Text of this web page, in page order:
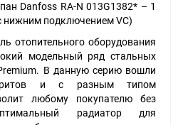
Danfoss RA-N 013G1382* – 1
нижним подключением VC)
отопительного оборудования
модельный ряд стальных
В данную серию вошли
и с разным типом
любому покупателю без
радиатор для